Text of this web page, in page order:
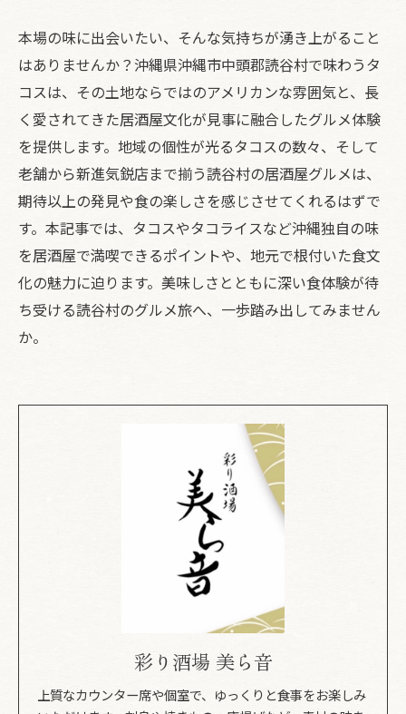
本場の味に出会いたい、そんな気持ちが湧き上がること
はありませんか？沖縄県沖縄市中頭郡読谷村で味わうタ
コスは、その土地ならではのアメリカンな雰囲気と、長
く愛されてきた居酒屋文化が見事に融合したグルメ体験
を提供します。地域の個性が光るタコスの数々、そして
老舗から新進気鋭店まで揃う読谷村の居酒屋グルメは、
期待以上の発見や食の楽しさを感じさせてくれるはずで
す。本記事では、タコスやタコライスなど沖縄独自の味
を居酒屋で満喫できるポイントや、地元で根付いた食文
化の魅力に迫ります。美味しさとともに深い食体験が待
ち受ける読谷村のグルメ旅へ、一歩踏み出してみません
か。
彩り酒場 美ら音
上質なカウンター席や個室で、ゆっくりと食事をお楽しみ